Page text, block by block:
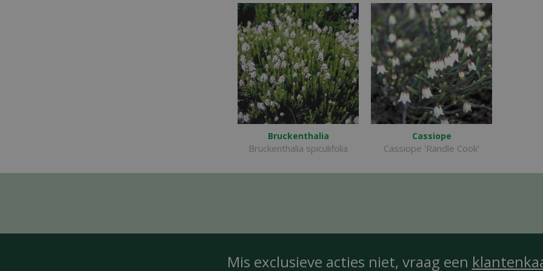
Bruckenthalia
Bruckenthalia spiculifolia
Cassiope
Cassiope 'Randle Cook'
Mis exclusieve acties niet, vraag een